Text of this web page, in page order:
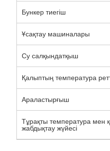
Бункер тиегіш
Ұсақтау машиналары
Су салқындатқыш
Қалыптың температура
Араластырғыш
Тұрақты температура мен
жабдықтау жүйесі